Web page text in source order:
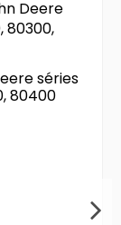
séries
80400